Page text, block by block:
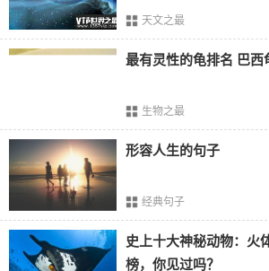
黑洞的认知和解析。或许，有一天，我们
机，亲眼目睹黑洞内部的奥秘。
天文之最
最有灵性的龟排名 巴西
生物之最
形容人生的句子
经典句子
史上十大神秘动物：火
榜，你见过吗？